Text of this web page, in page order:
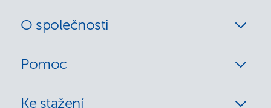
O společnosti
Pomoc
Ke stažení